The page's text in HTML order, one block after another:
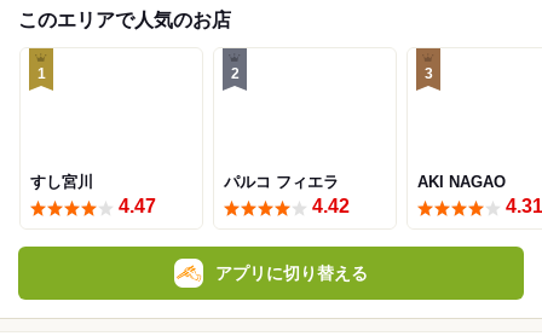
このエリアで人気のお店
1
すし宮川
4.47
2
パルコ フィエラ
4.42
3
AKI NAGAO
4.31
アプリに切り替える